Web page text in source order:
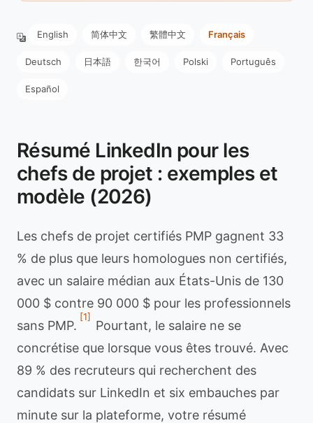
English 简体中文 繁體中文 Français
Deutsch 日本語 한국어 Polski Português
Español
Résumé LinkedIn pour les
chefs de projet : exemples et
modèle (2026)
Les chefs de projet certifiés PMP gagnent 33
% de plus que leurs homologues non certifiés,
avec un salaire médian aux États-Unis de 130
000 $ contre 90 000 $ pour les professionnels
sans PMP.
[1]
Pourtant, le salaire ne se
concrétise que lorsque vous êtes trouvé. Avec
89 % des recruteurs qui recherchent des
candidats sur LinkedIn et six embauches par
minute sur la plateforme, votre résumé